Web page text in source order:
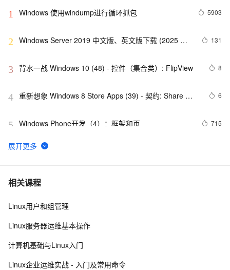
1 Windows 使用windump进行循环抓包 5903
2 Windows Server 2019 中文版、英文版下载 (2025 年
131
3 背水一战 Windows 10 (48) - 控件（集合类）: FlipView 8
4 重新想象 Windows 8 Store Apps (39) - 契约: Share
6
5 Windows Phone开发（4）：框架和页 715
6 音视频windows安装ffmpeg6.0并使用vs调试源码笔记
7 windows解决SpringBoot启动时：APPLICATION
8 Windows Update MiniTool 20.12.2016 控制Window更新
Windows
10 Links/tutorials on writing windows (stack based)
相关课程
Linux用户和组管理
Linux服务器运维基本操作
计算机基础与Linux入门
Linux企业运维实战 - 入门及常用命令